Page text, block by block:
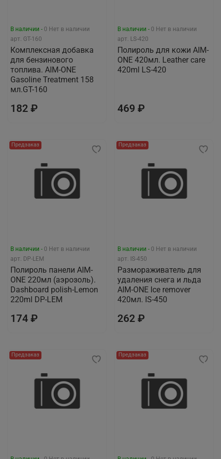
В наличии - 0 Нет в наличии
арт. GT-160
Комплексная добавка
для бензинового
топлива. AIM-ONE
Gasoline Treatment 158
мл.GT-160
182 ₽
В наличии - 0 Нет в наличии
арт. LS-420
Полироль для кожи AIM-
ONE 420мл. Leather care
420ml LS-420
469 ₽
Предзаказ
В наличии - 0 Нет в наличии
арт. DP-LEM
Полироль панели AIM-
ONE 220мл (аэрозоль).
Dashboard polish-Lemon
220ml DP-LEM
174 ₽
Предзаказ
В наличии - 0 Нет в наличии
арт. IS-450
Размораживатель для
удаления снега и льда
AIM-ONE Ice remover
420мл. IS-450
262 ₽
Предзаказ Предзаказ